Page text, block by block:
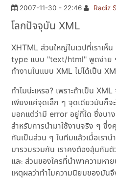
2007-11-30 - 22:46 Radiz
โลกปัจจุบัน XML
XHTML ส่วนใหญ่ในเวปที่เราเ
type แบบ "text/html" พูดง่าย
ทำงานในแบบ XML ไม่ได้เป็น
ทำไมน่ะเหรอ? เพราะถ้าเป็น
เพียงแค่จุดเล็ก ๆ จุดเดียวมันก็จ
บอกแต่ว่ามี error อยู่ที่ใด ซึ่งบา
สำหรับการนำมาใช้งานจริง ๆ ซึ่
กันเป็นส่วน ๆ ในทีมแล้วเมื่อเรา
มารวบรวมกัน เราคงต้องลุ้นกันตั
และ ส่วนของใครที่นำพาความหา
เหตุผลว่าทำไมความนิยมของมัน